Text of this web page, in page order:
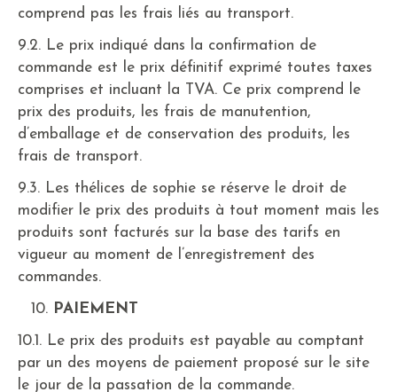
comprend pas les frais liés au transport.
9.2. Le prix indiqué dans la confirmation de
commande est le prix définitif exprimé toutes taxes
comprises et incluant la TVA. Ce prix comprend le
prix des produits, les frais de manutention,
d’emballage et de conservation des produits, les
frais de transport.
9.3. Les thélices de sophie se réserve le droit de
modifier le prix des produits à tout moment mais les
produits sont facturés sur la base des tarifs en
vigueur au moment de l’enregistrement des
commandes.
PAIEMENT
10.1. Le prix des produits est payable au comptant
par un des moyens de paiement proposé sur le site
le jour de la passation de la commande.